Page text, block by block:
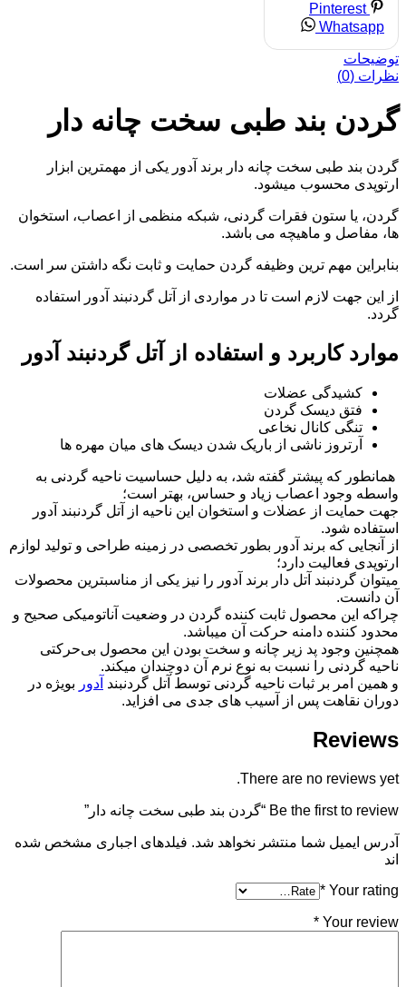
Pinterest
Whatsapp
توضیحات
نظرات (0)
گردن بند طبی سخت چانه دار
گردن بند طبی سخت چانه دار برند آدور یکی از مهمترین ابزار
ارتوپدی محسوب میشود.
گردن، یا ستون فقرات گردنی، شبکه منظمی از اعصاب، استخوان
ها، مفاصل و ماهیچه می باشد.
بنابراین مهم ترین وظیفه گردن حمایت و ثابت نگه داشتن سر است.
از این جهت لازم است تا در مواردی از آتل گردنبند آدور استفاده
گردد.
موارد کاربرد و استفاده از آتل گردنبند آدور
کشیدگی عضلات
فتق دیسک گردن
تنگی کانال نخاعی
آرتروز ناشی از باریک شدن دیسک های میان مهره ها
همانطور که پیشتر گفته شد، به دلیل حساسیت ناحیه گردنی به
واسطه وجود اعصاب زیاد و حساس، بهتر است؛
جهت حمایت از عضلات و استخوان این ناحیه از آتل گردنبند آدور
استفاده شود.
از آنجایی که برند آدور بطور تخصصی در زمینه طراحی و تولید لوازم
ارتوپدی فعالیت دارد؛
میتوان گردنبند آتل دار برند آدور را نیز یکی از مناسبترین محصولات
آن دانست.
چراکه این محصول ثابت کننده گردن در وضعیت آناتومیکی صحیح و
محدود کننده دامنه حرکت آن میباشد.
همچنین وجود پد زیر چانه و سخت بودن این محصول بی‌حرکتی
ناحیه گردنی را نسبت به نوع نرم آن دوچندان میکند.
و همین امر بر ثبات ناحیه گردنی توسط آتل گردنبند آدور بویژه در
دوران نقاهت پس از آسیب های جدی می افزاید.
Reviews
There are no reviews yet.
Be the first to review “گردن بند طبی سخت چانه دار”
آدرس ایمیل شما منتشر نخواهد شد. فیلدهای اجباری مشخص شده
اند
Your rating
*
Your review
*